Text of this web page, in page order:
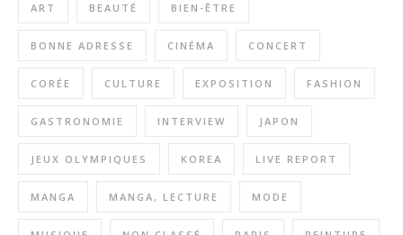
ART BEAUTÉ BIEN-ÊTRE
BONNE ADRESSE CINÉMA CONCERT
CORÉE CULTURE EXPOSITION FASHION
GASTRONOMIE INTERVIEW JAPON
JEUX OLYMPIQUES KOREA LIVE REPORT
MANGA MANGA, LECTURE MODE